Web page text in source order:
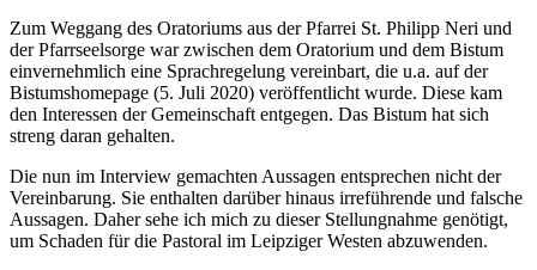
Zum Weggang des Oratoriums aus der Pfarrei St. Philipp Neri und
der Pfarrseelsorge war zwischen dem Oratorium und dem Bistum
einvernehmlich eine Sprachregelung vereinbart, die u.a. auf der
Bistumshomepage (5. Juli 2020) veröffentlicht wurde. Diese kam
den Interessen der Gemeinschaft entgegen. Das Bistum hat sich
streng daran gehalten.
Die nun im Interview gemachten Aussagen entsprechen nicht der
Vereinbarung. Sie enthalten darüber hinaus irreführende und falsche
Aussagen. Daher sehe ich mich zu dieser Stellungnahme genötigt,
um Schaden für die Pastoral im Leipziger Westen abzuwenden.